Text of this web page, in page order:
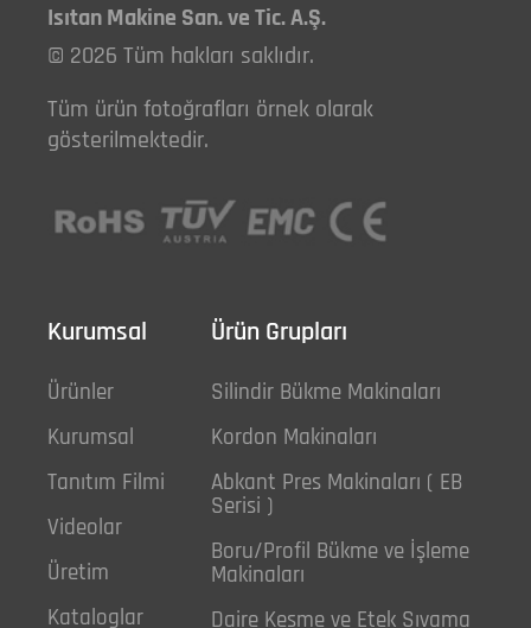
Isıtan Makine San. ve Tic. A.Ş.
© 2026 Tüm hakları saklıdır.
Tüm ürün fotoğrafları örnek olarak
gösterilmektedir.
Kurumsal
Ürünler
Kurumsal
Tanıtım Filmi
Videolar
Üretim
Kataloglar
Ürün Grupları
Silindir Bükme Makinaları
Kordon Makinaları
Abkant Pres Makinaları ( EB
Serisi )
Boru/Profil Bükme ve İşleme
Makinaları
Daire Kesme ve Etek Sıvama